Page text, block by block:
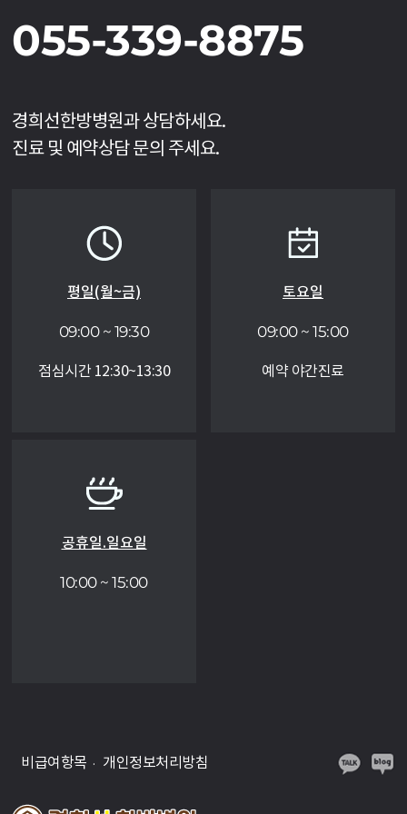
055-339-8875
경희선한방병원과 상담하세요.
진료 및 예약상담 문의 주세요.
평일(월~금)
09:00 ~ 19:30
점심시간 12:30~13:30
토요일
09:00 ~ 15:00
예약 야간진료
공휴일.일요일
10:00 ~ 15:00
비급여항목 개인정보처리방침